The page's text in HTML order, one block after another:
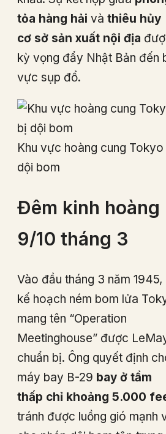
tỏa hàng hải và thiêu hủy
cơ sở sản xuất nội địa
kỳ vọng đẩy Nhật Bản đến
vực sụp đổ.
Khu vực hoàng cung Tokyo
dội bom
Đêm kinh hoàng
9/10 tháng 3
Vào đầu tháng 3 năm 1945,
kế hoạch ném bom lửa
mang tên “Operation
Meetinghouse” được
chuẩn bị. Ông quyết định
máy bay B-29 bay ở tầm
thấp chỉ khoảng 5.000
tránh được luồng gió mạnh